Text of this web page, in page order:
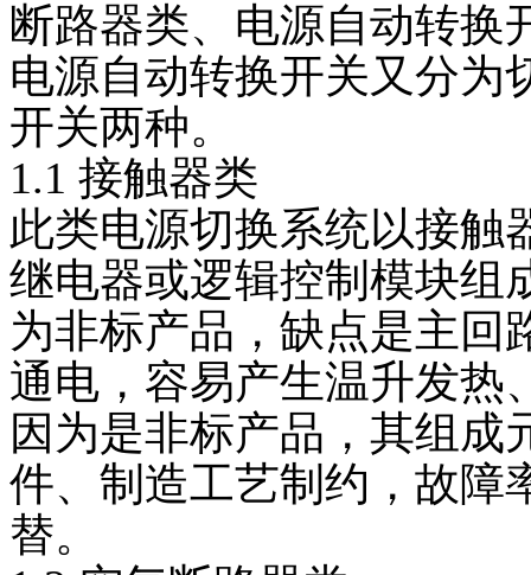
产品目录
BTCPS系列控制与保护开关 双电源自动转换开关 数显表系列
了解更多
手机扫一扫，浏览电子样本。
了解更多
服务承诺
在线留言
保证为用户提供良好的售前、售后服务，为用户在订购前
了解更多
如您对我们的产品或服务有什么问题或建议，请填写下面
了解更多
人才理念
招聘信息
企业之间的竞争本质上就是人才的竞争。人才是企业发展
断路器类、电源自动转换
电源自动转换开关又分为
开关两种。
1.1 接触器类
此类电源切换系统以接触
继电器或逻辑控制模块组
为非标产品，缺点是主回
通电，容易产生温升发热
因为是非标产品，其组成
件、制造工艺制约，故障
替。